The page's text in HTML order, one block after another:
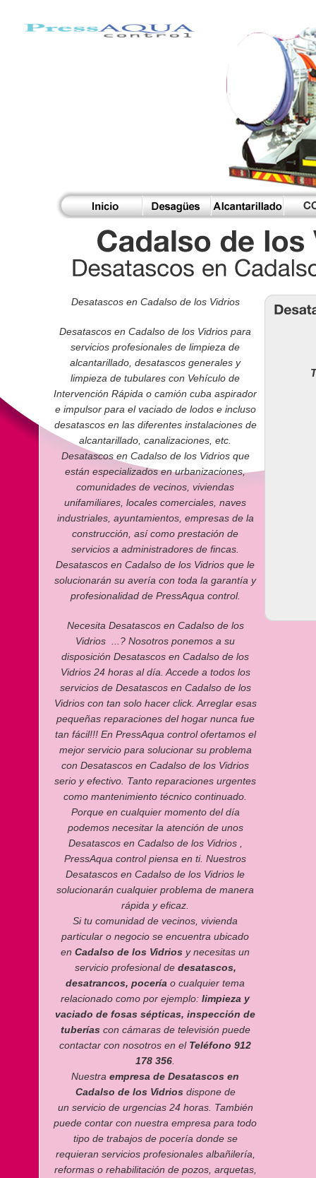
Desatascos en Cadalso de los Vidrios
Desatascos en Cadalso de los Vidrios para
servicios profesionales de limpieza de
alcantarillado, desatascos generales y
limpieza de tubulares con Vehículo de
Intervención Rápida o camión cuba aspirador
e impulsor para el vaciado de lodos e incluso
desatascos en las diferentes instalaciones de
alcantarillado, canalizaciones, etc.
Desatascos en Cadalso de los Vidrios que
están especializados en urbanizaciones,
comunidades de vecinos, viviendas
unifamiliares, locales comerciales, naves
industriales, ayuntamientos, empresas de la
construcción, así como prestación de
servicios a administradores de fincas.
Desatascos en Cadalso de los Vidrios que le
solucionarán su avería con toda la garantía y
profesionalidad de PressAqua control.
Necesita Desatascos en Cadalso de los
Vidrios ...? Nosotros ponemos a su
disposición Desatascos en Cadalso de los
Vidrios 24 horas al día. Accede a todos los
servicios de Desatascos en Cadalso de los
Vidrios con tan solo hacer click. Arreglar esas
pequeñas reparaciones del hogar nunca fue
tan fácil!!! En PressAqua control ofertamos el
mejor servicio para solucionar su problema
con Desatascos en Cadalso de los Vidrios
serio y efectivo. Tanto reparaciones urgentes
como mantenimiento técnico continuado.
Porque en cualquier momento del día
podemos necesitar la atención de unos
Desatascos en Cadalso de los Vidrios ,
PressAqua control piensa en ti. Nuestros
Desatascos en Cadalso de los Vidrios le
solucionarán cualquier problema de manera
rápida y eficaz.
Si tu comunidad de vecinos, vivienda
particular o negocio se encuentra ubicado
en Cadalso de los Vidrios y necesitas un
servicio profesional de desatascos,
desatrancos, pocería o cualquier tema
relacionado como por ejemplo: limpieza y
vaciado de fosas sépticas, inspección de
tuberías con cámaras de televisión puede
contactar con nosotros en el Teléfono 912
178 356
Nuestra empresa de Desatascos en
Cadalso de los Vidriosdispone de
un servicio de urgencias 24 horas. También
puede contar con nuestra empresa para todo
tipo de trabajos de pocería donde se
requieran servicios profesionales albañilería,
reformas o rehabilitación de pozos, arquetas,